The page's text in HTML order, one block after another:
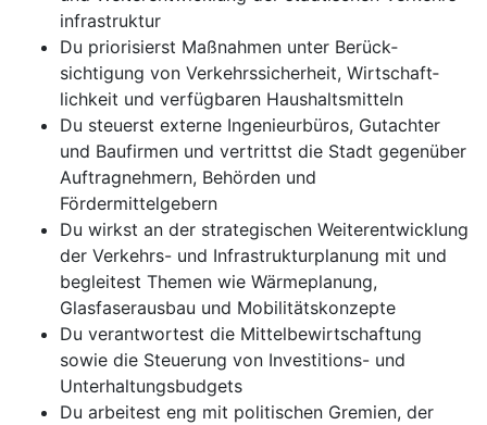
infrastruktur
Du priorisierst Maßnahmen unter Berück­
sichtigung von Verkehrssicherheit, Wirtschaft­
lichkeit und verfügbaren Haushaltsmitteln
Du steuerst externe Ingenieurbüros, Gutachter
und Baufirmen und vertrittst die Stadt gegenüber
Auftragnehmern, Behörden und
Fördermittelgebern
Du wirkst an der strategischen Weiterent­wick­lung
der Verkehrs- und Infrastrukturplanung mit und
begleitest Themen wie Wärmeplanung,
Glasfaserausbau und Mobilitätskonzepte
Du verantwortest die Mittelbewirtschaftung
sowie die Steuerung von Investitions- und
Unterhaltungsbudgets
Du arbeitest eng mit politischen Gremien, der